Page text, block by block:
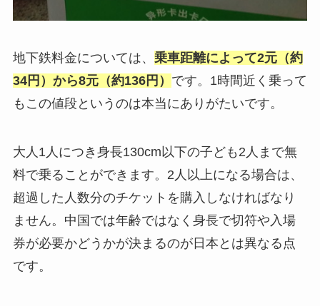
地下鉄料金については、 乗車距離によって2元（約
34円）から8元（約136円） です。1時間近く乗って
もこの値段というのは本当にありがたいです。
大人1人につき身長130cm以下の子ども2人まで無
料で乗ることができます。2人以上になる場合は、
超過した人数分のチケットを購入しなければなり
ません。中国では年齢ではなく身長で切符や入場
券が必要かどうかが決まるのが日本とは異なる点
です。